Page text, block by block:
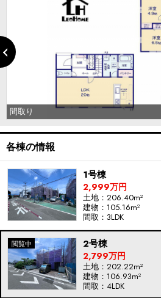
間取り
各棟の情報
1号棟
2,999万円
土地：206.40m²
建物：105.16m²
間取：3LDK
2号棟
2,799万円
土地：202.22m²
建物：106.93m²
間取：4LDK